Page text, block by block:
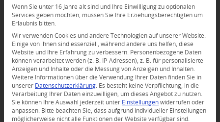
Wenn Sie unter 16 Jahre alt sind und Ihre Einwilligung zu optionalen
Services geben möchten, müssen Sie Ihre Erziehungsberechtigten um
Erlaubnis bitten.
Wir verwenden Cookies und andere Technologien auf unserer Website.
Einige von ihnen sind essenziell, während andere uns helfen, diese
Website und Ihre Erfahrung zu verbessern.
Personenbezogene Daten
können verarbeitet werden (z. B. IP-Adressen), z. B. für personalisierte
Anzeigen und Inhalte oder die Messung von Anzeigen und Inhalten.
Weitere Informationen über die Verwendung Ihrer Daten finden Sie in
unserer Datenschutzerklärung
Es besteht keine Verpflichtung, in die
Verarbeitung Ihrer Daten einzuwilligen, um dieses Angebot zu nutzen.
Sie können Ihre Auswahl jederzeit unter Einstellungen widerrufen oder
anpassen.
Bitte beachten Sie, dass aufgrund individueller Einstellungen
möglicherweise nicht alle Funktionen der Website verfügbar sind.